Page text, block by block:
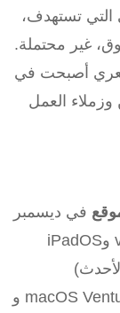
التي تستهدف،
غير محتملة.
أصبحت في
وزملاء العمل
في ديسمبر
2024 في أنظمة iOS 18.2 وvisionOS 2.2 وiPadOS
(للأجهزة الأحدث)
وwatchOS 11.2 وtvOS 18.2 وmacOS Ventura 13.7.2 و